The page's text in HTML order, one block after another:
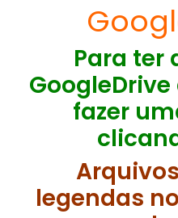
Para ter
fazer
legendas